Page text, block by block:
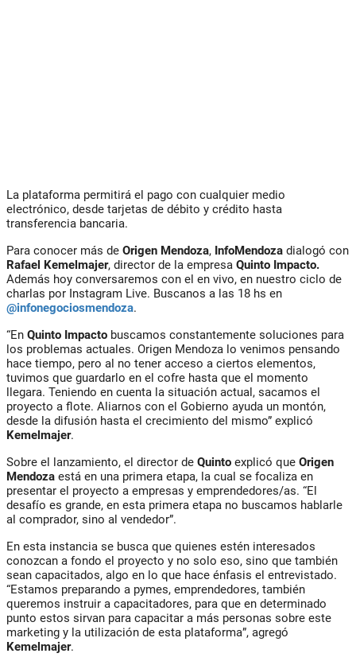
La plataforma permitirá el pago con cualquier medio
electrónico, desde tarjetas de débito y crédito hasta
transferencia bancaria.
Para conocer más de Origen Mendoza, InfoMendoza dialogó con
Rafael Kemelmajer, director de la empresa Quinto Impacto.
Además hoy conversaremos con el en vivo, en nuestro ciclo de
charlas por Instagram Live. Buscanos a las 18 hs en
@infonegociosmendoza.
“En Quinto Impacto buscamos constantemente soluciones para
los problemas actuales. Origen Mendoza lo venimos pensando
hace tiempo, pero al no tener acceso a ciertos elementos,
tuvimos que guardarlo en el cofre hasta que el momento
llegara. Teniendo en cuenta la situación actual, sacamos el
proyecto a flote. Aliarnos con el Gobierno ayuda un montón,
desde la difusión hasta el crecimiento del mismo” explicó
Kemelmajer.
Sobre el lanzamiento, el director de Quinto explicó que Origen
Mendoza está en una primera etapa, la cual se focaliza en
presentar el proyecto a empresas y emprendedores/as. “El
desafío es grande, en esta primera etapa no buscamos hablarle
al comprador, sino al vendedor”.
En esta instancia se busca que quienes estén interesados
conozcan a fondo el proyecto y no solo eso, sino que también
sean capacitados, algo en lo que hace énfasis el entrevistado.
“Estamos preparando a pymes, emprendedores, también
queremos instruir a capacitadores, para que en determinado
punto estos sirvan para capacitar a más personas sobre este
marketing y la utilización de esta plataforma”, agregó
Kemelmajer.